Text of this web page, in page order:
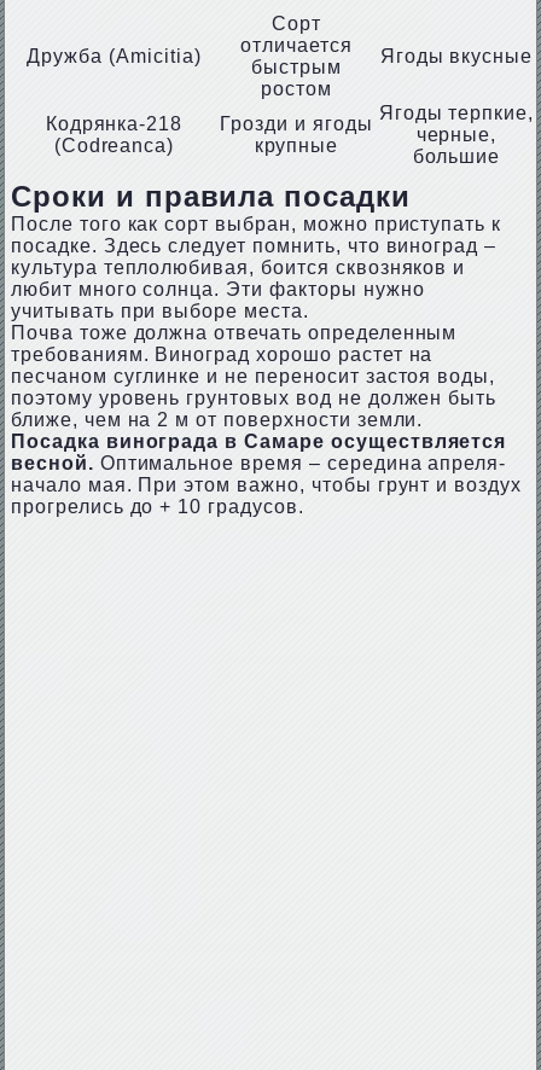
Дружба (Amicitia)
Сорт
отличается
быстрым
ростом
Ягоды вкусные
Кодрянка-218
(Codreanca)
Грозди и ягоды
крупные
Ягоды терпкие,
черные,
большие
Сроки и правила посадки
После того как сорт выбран, можно приступать к
посадке. Здесь следует помнить, что виноград –
культура теплолюбивая, боится сквозняков и
любит много солнца. Эти факторы нужно
учитывать при выборе места.
Почва тоже должна отвечать определенным
требованиям. Виноград хорошо растет на
песчаном суглинке и не переносит застоя воды,
поэтому уровень грунтовых вод не должен быть
ближе, чем на 2 м от поверхности земли.
Посадка винограда в Самаре осуществляется
весной. Оптимальное время – середина апреля-
начало мая. При этом важно, чтобы грунт и воздух
прогрелись до + 10 градусов.